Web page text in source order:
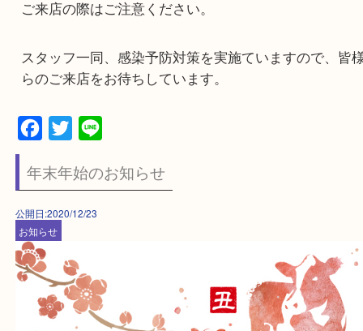
営業時間 10：00～21:00
営業時間 10：00～20:00
ご来店の際はご注意ください。
スタッフ一同、感染予防対策を実施ていますので
らのご来店をお待ちしています。
Facebook
TwitterLine